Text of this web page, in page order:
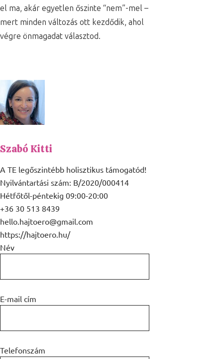
el ma, akár egyetlen őszinte “nem”-mel –
mert minden változás ott kezdődik, ahol
végre önmagadat választod.
Szabó Kitti
A TE legőszintébb holisztikus támogatód!
Nyilvántartási szám: B/2020/000414
Hétfőtől-péntekig 09:00-20:00
+36 30 513 8439
hello.hajtoero@gmail.com
https://hajtoero.hu/
Név
E-mail cím
Telefonszám